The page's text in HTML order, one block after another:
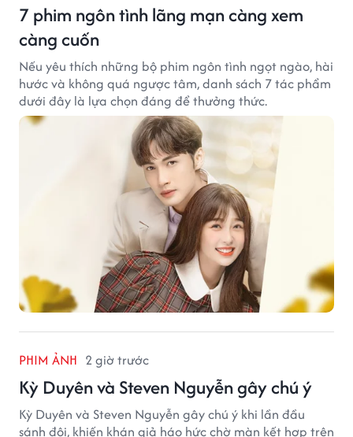
7 phim ngôn tình lãng mạn càng xem
càng cuốn
Nếu yêu thích những bộ phim ngôn tình ngọt ngào, hài
hước và không quá ngược tâm, danh sách 7 tác phẩm
dưới đây là lựa chọn đáng để thưởng thức.
PHIM ẢNH 2 giờ trước
Kỳ Duyên và Steven Nguyễn gây chú ý
Kỳ Duyên và Steven Nguyễn gây chú ý khi lần đầu
sánh đôi, khiến khán giả háo hức chờ màn kết hợp trên